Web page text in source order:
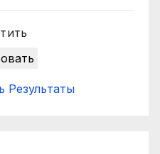
Результаты